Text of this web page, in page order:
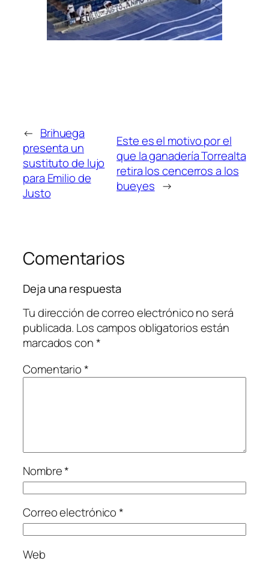
← Brihuega
presenta un
sustituto de lujo
para Emilio de
Justo
Este es el motivo por el
que la ganadería Torrealta
retira los cencerros a los
bueyes →
Comentarios
Deja una respuesta
Tu dirección de correo electrónico no será
publicada. Los campos obligatorios están
marcados con*
Comentario*
Nombre*
Correo electrónico*
Web